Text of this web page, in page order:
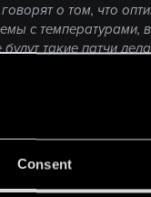
Consent
о том, что
с температурами,
такие патчи
искать костыли,
текстур не было.
размером 70+ГБ.
влияют на
игры от Ubisoft
проблем с
корпус ,игра
4100мц 1.36в